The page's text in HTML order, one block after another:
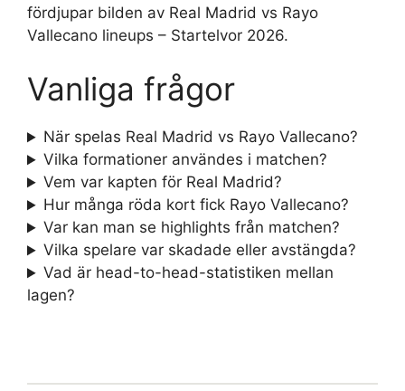
fördjupar bilden av Real Madrid vs Rayo
Vallecano lineups – Startelvor 2026.
Vanliga frågor
När spelas Real Madrid vs Rayo Vallecano?
Vilka formationer användes i matchen?
Vem var kapten för Real Madrid?
Hur många röda kort fick Rayo Vallecano?
Var kan man se highlights från matchen?
Vilka spelare var skadade eller avstängda?
Vad är head-to-head-statistiken mellan
lagen?